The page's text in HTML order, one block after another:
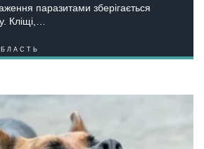
паразитами зберігається
Кліщі,…